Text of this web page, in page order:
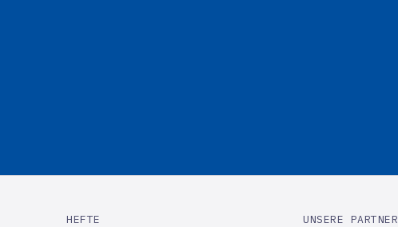
HEFTE UNSERE PARTNER